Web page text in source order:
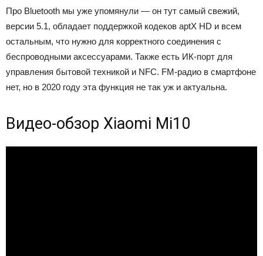
Про Bluetooth мы уже упомянули — он тут самый свежий,
версии 5.1, обладает поддержкой кодеков aptX HD и всем
остальным, что нужно для корректного соединения с
беспроводными аксессуарами. Также есть ИК-порт для
управления бытовой техникой и NFC. FM-радио в смартфоне
нет, но в 2020 году эта функция не так уж и актуальна.
Видео-обзор Xiaomi Mi10